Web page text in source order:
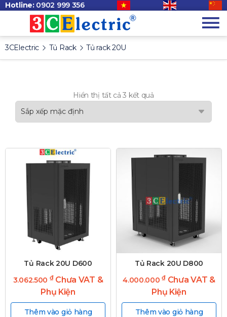
Hotline: 0902 999 356
3CElectric Tủ Rack Tủ rack 20U
Hiển thị tất cả 3 kết quả
Tủ Rack 20U D600
3.062.500 ₫Chưa VAT &
Phụ Kiện
Thêm vào giỏ hàng
Tủ Rack 20U D800
4.000.000₫ Chưa VAT &
Phụ Kiện
Thêm vào giỏ hàng